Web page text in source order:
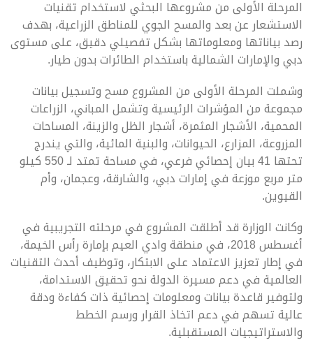
المرحلة الأولى من مشروعها البحثي لاستخدام تقنيات
الاستشعار عن بعد والمسح الجوي للمناطق الزراعية، بهدف
رصد بياناتها ومعلوماتها بشكل تفصيلي دقيق، على مستوى
دبي والإمارات الشمالية باستخدام الطائرات بدون طيار.
وشملت المرحلة الأولى من المشروع مسح وتسجيل بيانات
مجموعة من المؤشرات الرئيسية وتشمل المباني، الزراعات
المحمية، الأشجار المثمرة، أشجار الظل والزينة، المساحات
المزروعة، المزارع، الحيوانات، والبنية المائية، والتي يندرج
تحتها 41 بيان إحصائي فرعي، في مساحة تمتد لـ 550 كيلو
متر مربع موزعة في إمارات دبي، والشارقة، وعجمان، وأم
القيوين.
وكانت الوزارة قد أطلقت المشروع في مرحلته التجريبية في
أغسطس 2018، في منطقة وادي العيم بإمارة رأس الخيمة،
في إطار تعزيز الاعتماد على الابتكار، وتوظيف أحدث التقنيات
العالمية في دعم مسيرة الدولة نحو تحقيق الاستدامة،
ولتوفير قاعدة بيانات ومعلومات إحصائية ذات كفاءة ودقة
عالية تسهم في دعم اتخاذ القرار ورسم الخطط
والاستراتيجيات المستقبلية.